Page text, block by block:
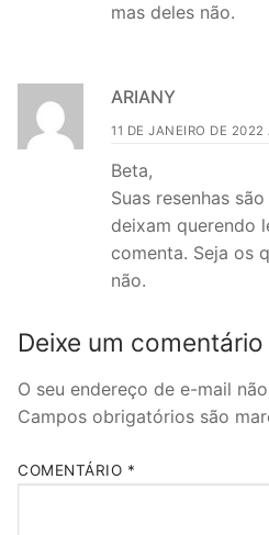
mas deles não.
ARIANY
11 DE JANEIRO DE 2022
Beta,
Suas resenhas
deixam querendo
comenta. Seja os
não.
Deixe um comentário
O seu endereço de e-mail
Campos obrigatórios são
COMENTÁRIO *